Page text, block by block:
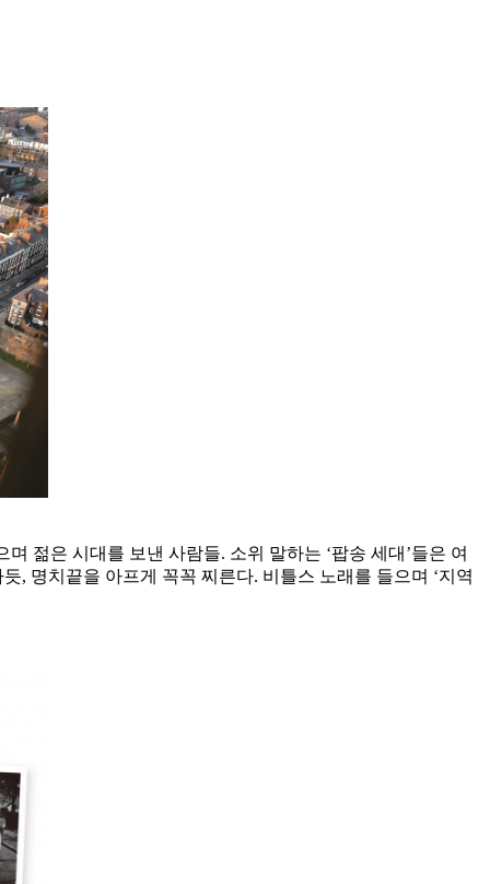
젊은 시대를 보낸 사람들. 소위 말하는 ‘팝송 세대’들은 여
, 명치끝을 아프게 꼭꼭 찌른다. 비틀스 노래를 들으며 ‘지역